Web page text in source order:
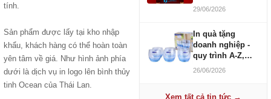
tính.
Sản phẩm được lấy tại kho nhập
khẩu, khách hàng có thể hoàn toàn
yên tâm về giá. Như hình ảnh phía
dưới là dịch vụ in logo lên bình thủy
tinh Ocean của Thái Lan.
10, 20, 30, 50
29/06/2026
In quà tặng
doanh nghiệp -
quy trình A-Z,
báo giá và thời
26/06/2026
Xem tất cả tin tức →